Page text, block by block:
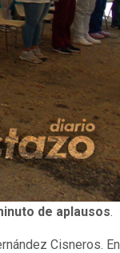
de aplausos.
Cisneros. En